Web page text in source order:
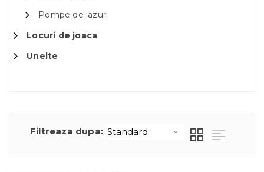
Pompe de iazuri
Locuri de joaca
Unelte
Filtreaza dupa: